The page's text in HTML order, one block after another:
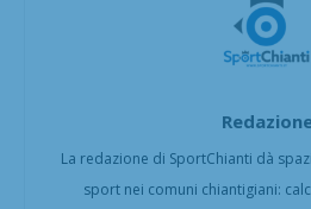
La redazione di SportChianti dà
sport nei comuni chiantigiani: